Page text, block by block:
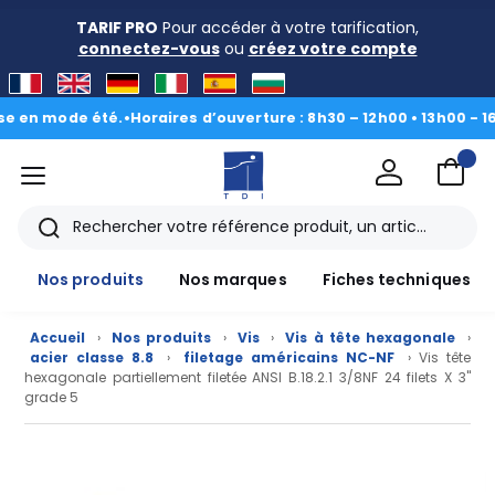
TARIF PRO Pour accéder à votre tarification,
connectez-vousou créez votre compte
mode été.•Horaires d’ouverture : 8h30 – 12h00 • 13h00 - 16h30|
menu
Rechercher
Nos produits
Nos marques Fiches techniques
Accueil › Nos produits › Vis › Vis à tête hexagonale
›
acier classe 8.8
› filetage américains NC-NF
› Vis tête
hexagonale partiellement filetée ANSI B.18.2.1 3/8NF 24 filets X 3"
grade 5